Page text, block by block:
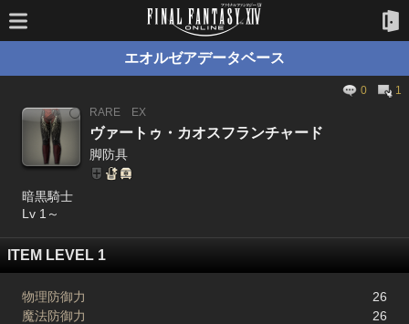
エオルゼアデータベース
0
1
RARE
EX
ヴァートゥ・カオスフランチャード
脚防具
暗黒騎士
Lv 1～
ITEM LEVEL 1
物理防御力
26
魔法防御力
26